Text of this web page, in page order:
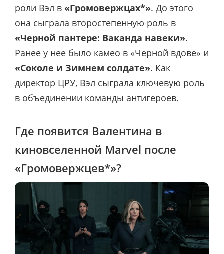
роли Вэл в «Громовержцах*». До этого
она сыграла второстепенную роль в
«Черной пантере: Ваканда навеки».
Ранее у нее было камео в «Черной вдове» и
«Соколе и Зимнем солдате». Как
директор ЦРУ, Вэл сыграла ключевую роль
в объединении команды антигероев.
Где появится Валентина в
киновселенной Marvel после
«Громовержцев*»?